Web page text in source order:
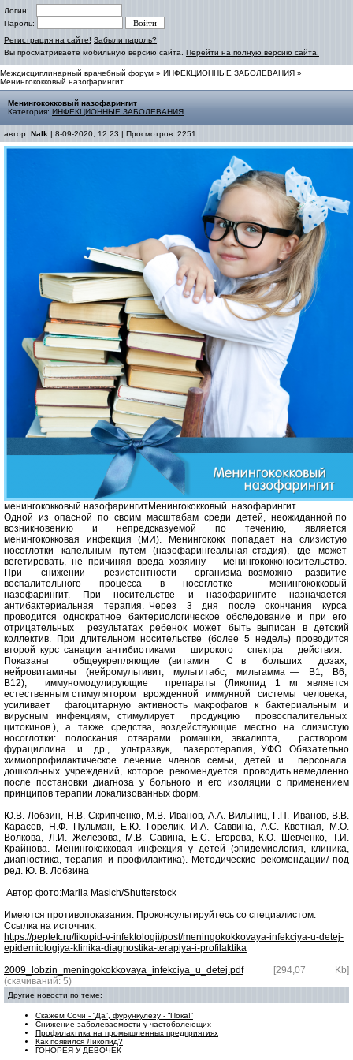
Логин:
Пароль:
Регистрация на сайте! Забыли пароль?
Вы просматриваете мобильную версию сайта. Перейти на полную версию сайта.
Междисциплинарный врачебный форум » ИНФЕКЦИОННЫЕ ЗАБОЛЕВАНИЯ »
Менингококковый назофарингит
Менингококковый назофарингит
Категория: ИНФЕКЦИОННЫЕ ЗАБОЛЕВАНИЯ
автор: Nalk | 8-09-2020, 12:23 | Просмотров: 2251
менингококковый назофарингитМенингококковый назофарингит
Одной из опасной по своим масштабам среди детей, неожиданной по
возникновению и непредсказуемой по течению, является
менингококковая инфекция (МИ). Менингококк попадает на слизистую
носоглотки капельным путем (назофарингеальная стадия), где может
вегетировать, не причиняя вреда хозяину — менингококконосительство.
При снижении резистентности организма возможно развитие
воспалительного процесса в носоглотке — менингококковый
назофарингит. При носительстве и назофарингите назначается
антибактериальная терапия. Через 3 дня после окончания курса
проводится однократное бактериологическое обследование и при его
отрицательных результатах ребенок может быть выписан в детский
коллектив. При длительном носительстве (более 5 недель) проводится
второй курс санации антибиотиками широкого спектра действия.
Показаны общеукрепляющие (витамин С в больших дозах,
нейровитамины (нейромультивит, мультитабс, мильгамма — В1, В6,
В12), иммуномодулирующие препараты (Ликопид 1 мг является
естественным стимулятором врожденной иммунной системы человека,
усиливает фагоцитарную активность макрофагов к бактериальным и
вирусным инфекциям, стимулирует продукцию провоспалительных
цитокинов.), а также средства, воздействующие местно на слизистую
носоглотки: полоскания отварами ромашки, эвкалипта, раствором
фурациллина и др., ультразвук, лазеротерапия, УФО. Обязательно
химиопрофилактическое лечение членов семьи, детей и персонала
дошкольных учреждений, которое рекомендуется проводить немедленно
после постановки диагноза у больного и его изоляции с применением
принципов терапии локализованных форм.
Ю.В. Лобзин, Н.В. Скрипченко, М.В. Иванов, А.А. Вильниц, Г.П. Иванов, В.В.
Карасев, Н.Ф. Пульман, Е.Ю. Горелик, И.А. Саввина, А.С. Кветная, М.О.
Волкова, Л.И. Железова, М.В. Савина, Е.С. Егорова, К.О. Шевченко, Т.И.
Крайнова. Менингококковая инфекция у детей (эпидемиология, клиника,
диагностика, терапия и профилактика). Методические рекомендации/ под
ред. Ю. В. Лобзина
Автор фото:Mariia Masich/Shutterstock
Имеются противопоказания. Проконсультируйтесь со специалистом.
Ссылка на источник:
https://peptek.ru/likopid-v-infektologii/post/meningokokkovaya-infekciya-u-detej-
epidemiologiya-klinika-diagnostika-terapiya-i-profilaktika
2009_lobzin_meningokokkovaya_infekciya_u_detej.pdf[294,07 Kb]
(cкачиваний: 5)
Другие новости по теме:
Скажем Сочи - “Да”, фурункулезу - “Пока!”
Снижение заболеваемости у частоболеющих
Профилактика на промышленных предприятиях
Как появился Ликопид?
ГОНОРЕЯ У ДЕВОЧЕК